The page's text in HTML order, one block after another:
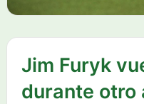
Jim Furyk
durante otro